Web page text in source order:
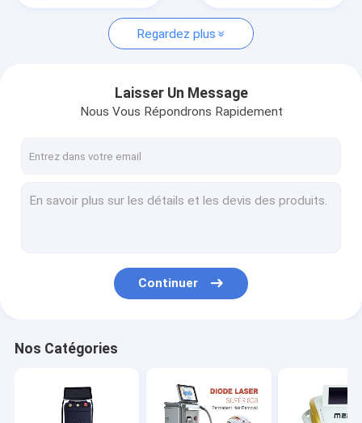
Machine de Microdermabrasion
Regardez plus
Laisser Un Message
Nous Vous Répondrons Rapidement
Continuer
Nos Catégories